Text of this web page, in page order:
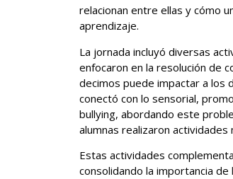
relacionan entre ellas y cómo
aprendizaje.
La jornada incluyó diversas
enfocaron en la resolución de
decimos puede impactar a los
conectó con lo sensorial,
bullying, abordando este
alumnas realizaron
Estas actividades
consolidando la importancia